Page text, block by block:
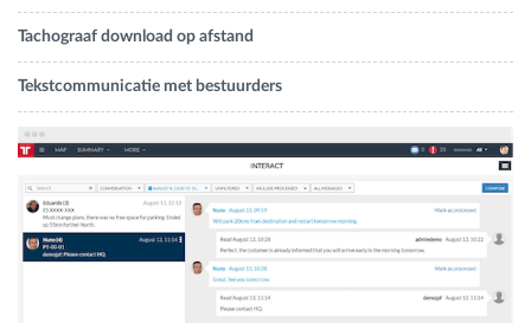
Tachograaf download op afstand
Tekstcommunicatie met bestuurders